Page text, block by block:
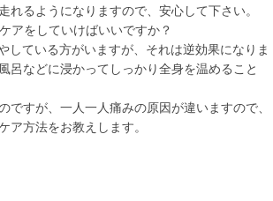
るようになりますので、安心して下さい。
アをしていけばいいですか？
している方がいますが、それは逆効果になりま
呂などに浸かってしっかり全身を温めること
すが、一人一人痛みの原因が違いますので、
方法をお教えします。